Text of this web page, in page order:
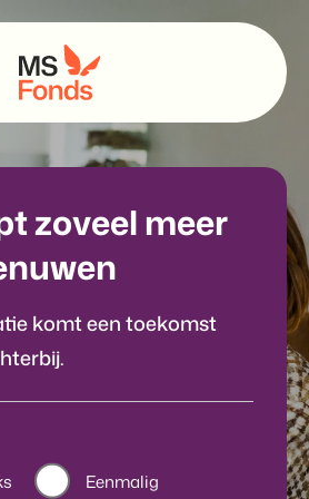
zoveel meer
komt een toekomst
Eenmalig